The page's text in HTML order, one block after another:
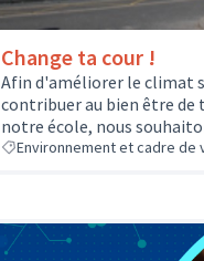
Change ta cour !
Afin d'améliorer le climat
contribuer au bien être de
notre école, nous
Environnement et cadre de